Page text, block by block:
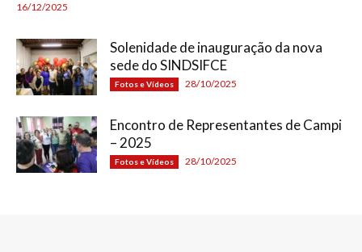
16/12/2025
Solenidade de inauguração da nova
sede do SINDSIFCE
Fotos e Vídeos 28/10/2025
Encontro de Representantes de Campi
– 2025
Fotos e Vídeos 28/10/2025